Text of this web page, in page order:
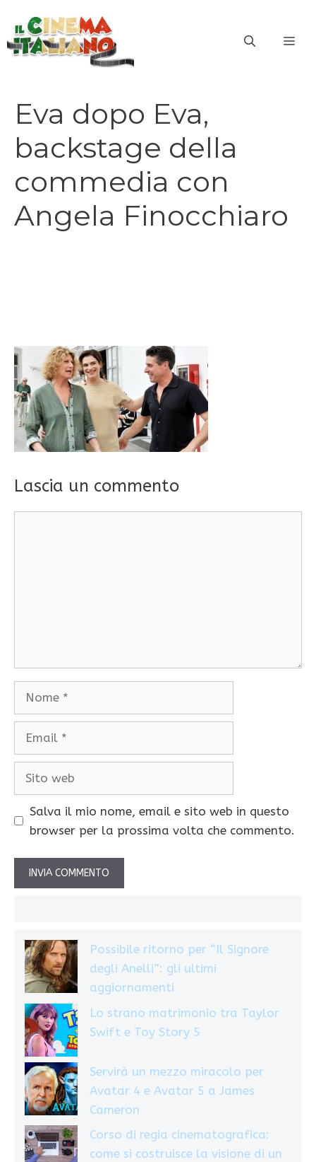
contenuto
Eva dopo Eva,
backstage della
commedia con
Angela Finocchiaro
Lascia un commento
Salva il mio nome, email e sito web in questo
browser per la prossima volta che commento.
Possibile ritorno per “Il Signore
degli Anelli”: gli ultimi
aggiornamenti
Lo strano matrimonio tra Taylor
Swift e Toy Story 5
Servirà un mezzo miracolo per
Avatar 4 e Avatar 5 a James
Cameron
Corso di regia cinematografica:
come si costruisce la visione di un